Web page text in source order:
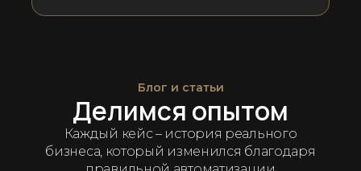
Блог и статьи
Делимся опытом
Каждый кейс – история реального
бизнеса, который изменился благодаря